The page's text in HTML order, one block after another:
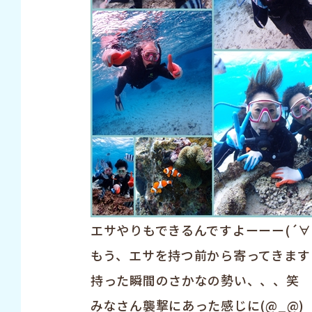
エサやりもできるんですよーーー
もう、エサを持つ前から寄ってきま
持った瞬間のさかなの勢い、、、笑
みなさん襲撃にあった感じに(@_@)